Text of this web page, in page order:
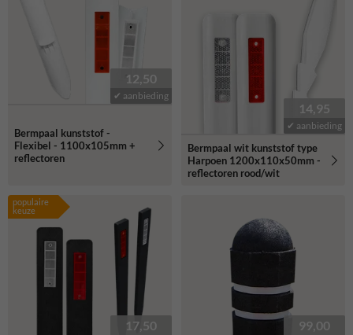
12,50
✔ aanbieding
Bermpaal kunststof -
Flexibel - 1100x105mm +
reflectoren
14,95
✔ aanbieding
Bermpaal wit kunststof type
Harpoen 1200x110x50mm -
reflectoren rood/wit
populaire
keuze
17,50 99,00